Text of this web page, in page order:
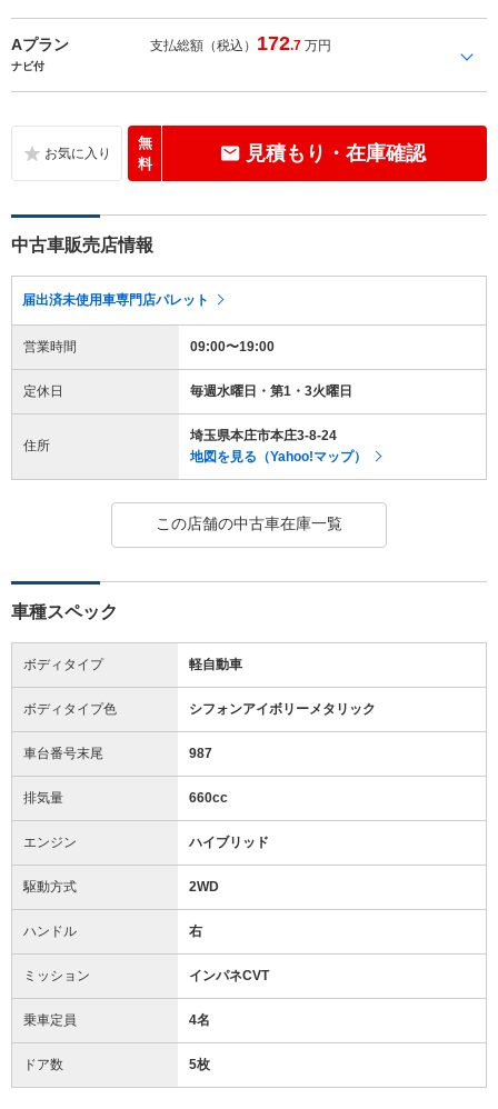
Aプラン 支払総額（税込） 172.7 万円
ナビ付
無
料
見積もり・在庫確認
中古車販売店情報
届出済未使用車専門店パレット
営業時間 09:00〜19:00
定休日 毎週水曜日・第1・3火曜日
住所
埼玉県本庄市本庄3-8-24
地図を見る（Yahoo!マップ）
この店舗の中古車在庫一覧
車種スペック
ボディタイプ 軽自動車
ボディタイプ色 シフォンアイボリーメタリック
車台番号末尾 987
排気量 660cc
エンジン ハイブリッド
駆動方式 2WD
ハンドル 右
ミッション インパネCVT
乗車定員 4名
ドア数 5枚